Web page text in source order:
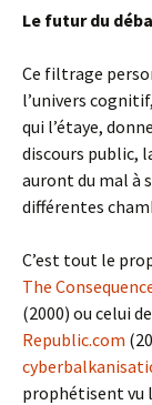
Le futur du
Ce filtrage
l’univers
qui l’étaye,
discours public,
auront du mal à
différentes
C’est tout le
The
(2000) ou celui de
Republic.com
prophétisent vu